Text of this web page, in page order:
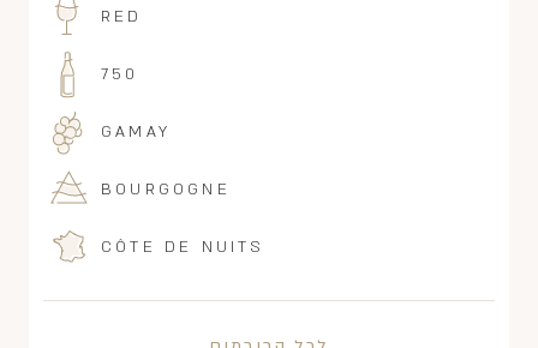
RED
750
GAMAY
BOURGOGNE
CÔTE DE NUITS